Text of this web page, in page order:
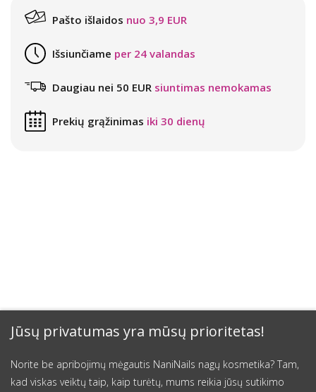
Jūsų privatumas yra mūsų prioritetas!
Norite be apribojimų mėgautis NaniNails nagų kosmetika? Tam,
kad viskas veiktų taip, kaip turėtų, mums reikia jūsų sutikimo
Pašto išlaidos nuo 3,9 EUR
Išsiunčiame per 24 valandas
Daugiau nei 50 EUR siuntimas nemokamas
Prekių grąžinimas iki 30 dienų